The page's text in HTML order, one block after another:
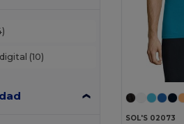
(10)
SOL'S 02073